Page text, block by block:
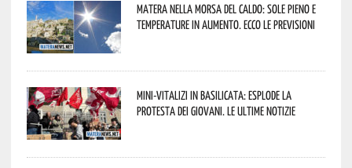
Matera nella morsa del caldo: sole pieno e
temperature in aumento. Ecco le previsioni
Mini-vitalizi in Basilicata: esplode la
protesta dei giovani. Le ultime notizie